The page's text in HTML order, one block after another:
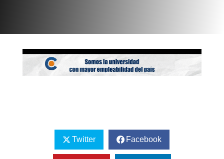
Twitter Facebook